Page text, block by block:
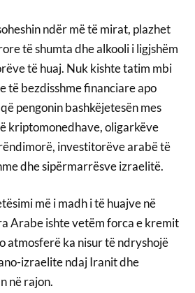
ndër më të mirat, plazhet
të shumta dhe alkooli i ligjshëm
të huaj. Nuk kishte tatim mbi
të bezdisshme financiare apo
pengonin bashkëjetesën mes
kriptomonedhave, oligarkëve
investitorëve arabë të
dhe sipërmarrësve izraelitë.
më i madh i të huajve në
Arabe ishte vetëm forca e kremit
atmosferë ka nisur të ndryshojë
izraelite ndaj Iranit dhe
në rajon.